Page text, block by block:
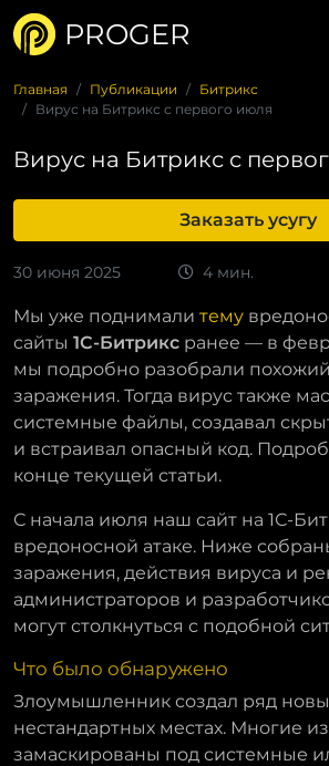
PROGER
Главная Публикации
Битрикс
Вирус на Битрикс с первого июля
Вирус на Битрикс с
Заказать усугу
30 июня 2025 4 мин.
Мы уже поднимали тему
сайты 1С-Битрикс ранее — в
мы подробно разобрали
заражения. Тогда вирус также
системные файлы, создавал
и встраивал опасный код.
конце текущей статьи.
С начала июля наш сайт на 1С-
вредоносной атаке. Ниже
заражения, действия вируса и
администраторов и
могут столкнуться с подобной
Что было обнаружено
Злоумышленник создал ряд
нестандартных местах. Многие
замаскированы под системные